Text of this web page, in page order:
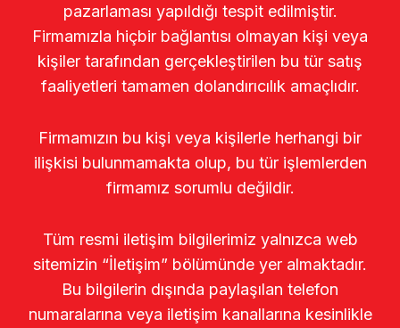
pazarlaması yapıldığı tespit edilmiştir.
Firmamızla hiçbir bağlantısı olmayan kişi veya
kişiler tarafından gerçekleştirilen bu tür satış
faaliyetleri tamamen dolandırıcılık amaçlıdır.
Firmamızın bu kişi veya kişilerle herhangi bir
ilişkisi bulunmamakta olup, bu tür işlemlerden
firmamız sorumlu değildir.
Tüm resmi iletişim bilgilerimiz yalnızca web
sitemizin “İletişim” bölümünde yer almaktadır.
Bu bilgilerin dışında paylaşılan telefon
numaralarına veya iletişim kanallarına kesinlikle